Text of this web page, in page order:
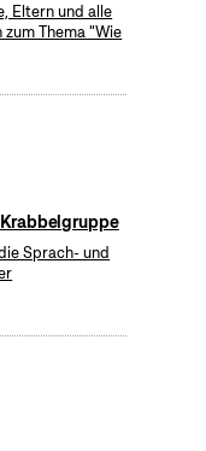
Eltern und alle
Thema "Wie
Sprach- und